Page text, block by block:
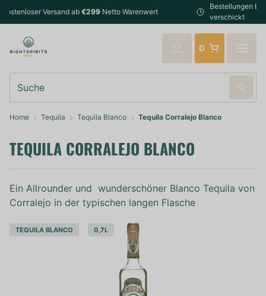
Bestellungen bis 14:00 Uhr (Mo-Fr) werden noch am selben Tag
verschickt
0
Home Tequila Tequila Blanco Tequila Corralejo Blanco
TEQUILA CORRALEJO BLANCO
Ein Allrounder und wunderschöner Blanco Tequila von
Corralejo in der typischen langen Flasche
TEQUILA BLANCO 0,7L